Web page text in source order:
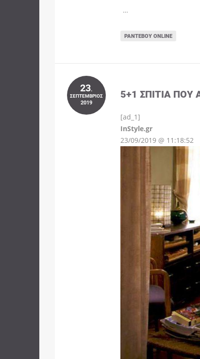
…
ΡΑΝΤΕΒΟΎ ONLINE
23.
ΣΕΠΤΈΜΒΡΙΟΣ
2019
5+1 ΣΠΊΤΙΑ ΠΟΥ
[ad_1]
InStyle.gr
23/09/2019 @ 11:18:52